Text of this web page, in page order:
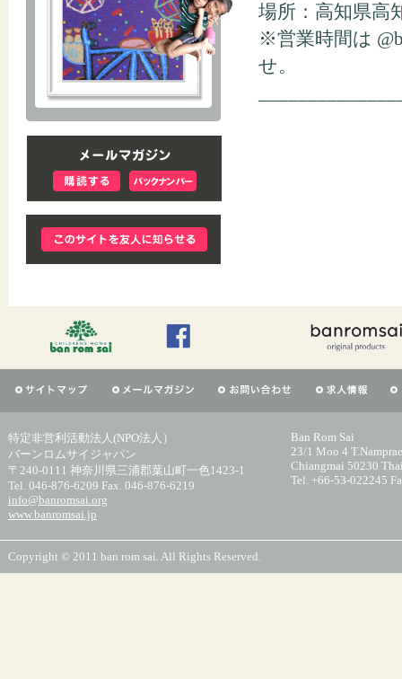
場所：高知県高
※営業時間は
せ。
特定非営利活動法人(NPO法人）
バーンロムサイジャパン
〒240-0111 神奈川県三浦郡葉山町一色1423-1
Tel. 046-876-6209 Fax. 046-876-6219
info@banromsai.org
www.banromsai.jp
Ban Rom Sai
23/1 Moo 4
Chiangmai 50230
Tel. +66-53-022245
Copyright © 2011 ban rom sai. All Rights Reserved.